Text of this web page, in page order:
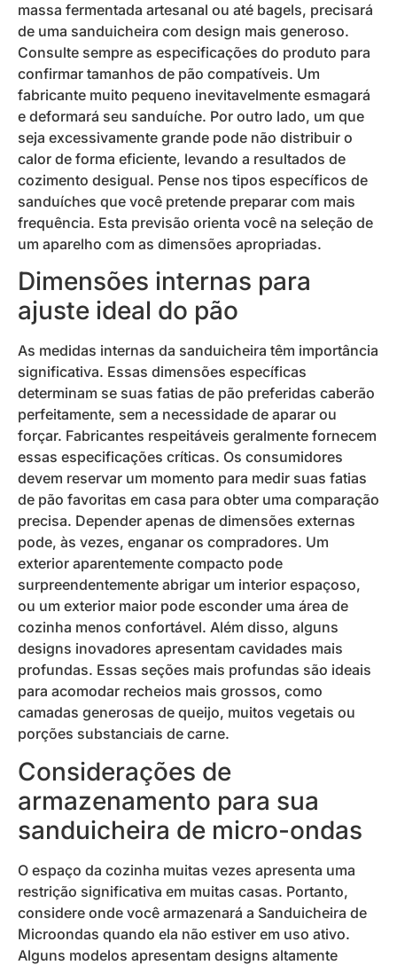
massa fermentada artesanal ou até bagels, precisará
de uma sanduicheira com design mais generoso.
Consulte sempre as especificações do produto para
confirmar tamanhos de pão compatíveis. Um
fabricante muito pequeno inevitavelmente esmagará
e deformará seu sanduíche. Por outro lado, um que
seja excessivamente grande pode não distribuir o
calor de forma eficiente, levando a resultados de
cozimento desigual. Pense nos tipos específicos de
sanduíches que você pretende preparar com mais
frequência. Esta previsão orienta você na seleção de
um aparelho com as dimensões apropriadas.
Dimensões internas para
ajuste ideal do pão
As medidas internas da sanduicheira têm importância
significativa. Essas dimensões específicas
determinam se suas fatias de pão preferidas caberão
perfeitamente, sem a necessidade de aparar ou
forçar. Fabricantes respeitáveis ​​geralmente fornecem
essas especificações críticas. Os consumidores
devem reservar um momento para medir suas fatias
de pão favoritas em casa para obter uma comparação
precisa. Depender apenas de dimensões externas
pode, às vezes, enganar os compradores. Um
exterior aparentemente compacto pode
surpreendentemente abrigar um interior espaçoso,
ou um exterior maior pode esconder uma área de
cozinha menos confortável. Além disso, alguns
designs inovadores apresentam cavidades mais
profundas. Essas seções mais profundas são ideais
para acomodar recheios mais grossos, como
camadas generosas de queijo, muitos vegetais ou
porções substanciais de carne.
Considerações de
armazenamento para sua
sanduicheira de micro-ondas
O espaço da cozinha muitas vezes apresenta uma
restrição significativa em muitas casas. Portanto,
considere onde você armazenará a Sanduicheira de
Microondas quando ela não estiver em uso ativo.
Alguns modelos apresentam designs altamente